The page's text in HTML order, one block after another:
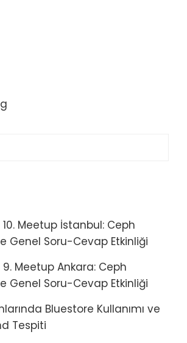
Meetup İstanbul: Ceph
Genel Soru-Cevap Etkinliği
Meetup Ankara: Ceph
Genel Soru-Cevap Etkinliği
Bluestore Kullanımı ve
Tespiti